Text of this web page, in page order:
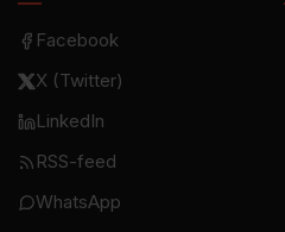
Facebook
X (Twitter)
LinkedIn
RSS-feed
WhatsApp